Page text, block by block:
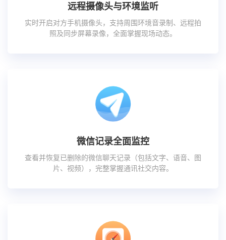
远程摄像头与环境监听
实时开启对方手机摄像头，支持周围环境音录制、远程拍
照及同步屏幕录像，全面掌握现场动态。
微信记录全面监控
查看并恢复已删除的微信聊天记录（包括文字、语音、图
片、视频），完整掌握通讯社交内容。